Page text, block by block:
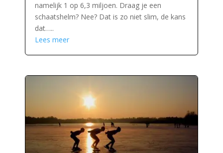
namelijk 1 op 6,3 miljoen. Draag je een
schaatshelm? Nee? Dat is zo niet slim, de kans
dat…..
Lees meer